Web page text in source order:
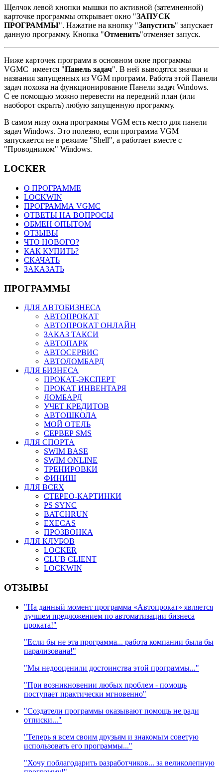
Щелчок левой кнопки мышки по активной (затемненной)
карточке программы открывает окно "ЗАПУСК
ПРОГРАММЫ". Нажатие на кнопку "Запустить" запускает
данную программу. Кнопка "Отменить"отменяет запуск.
Ниже карточек программ в основном окне программы
VGMC имеется "Панель задач". В ней выводятся значки и
названия запущенных из VGM программ. Работа этой Панели
задач похожа на функционирование Панели задач Windows.
С ее помощью можно перевести на передний план (или
наоборот скрыть) любую запущенную программу.
В самом низу окна программы VGM есть место для панели
задач Windows. Это полезно, если программа VGM
запускается не в режиме "Shell", а работает вместе с
"Проводником" Windows.
LOCKER
О ПРОГРАММЕ
LOCKWIN
ПРОГРАММА VGMC
ОТВЕТЫ НА ВОПРОСЫ
ОБМЕН ОПЫТОМ
ОТЗЫВЫ
ЧТО НОВОГО?
КАК КУПИТЬ?
СКАЧАТЬ
ЗАКАЗАТЬ
ПРОГРАММЫ
ДЛЯ АВТОБИЗНЕСА
АВТОПРОКАТ
АВТОПРОКАТ ОНЛАЙН
ЗАКАЗ ТАКСИ
АВТОПАРК
АВТОСЕРВИС
АВТОЛОМБАРД
ДЛЯ БИЗНЕСА
ПРОКАТ-ЭКСПЕРТ
ПРОКАТ ИНВЕНТАРЯ
ЛОМБАРД
УЧЕТ КРЕДИТОВ
АВТОШКОЛА
МОЙ ОТЕЛЬ
СЕРВЕР SMS
ДЛЯ СПОРТА
SWIM BASE
SWIM ONLINE
ТРЕНИРОВКИ
ФИНИШ
ДЛЯ ВСЕХ
СТЕРЕО-КАРТИНКИ
PS SYNC
BATCHRUN
EXECAS
ПРОЗВОНКА
ДЛЯ КЛУБОВ
LOCKER
CLUB CLIENT
LOCKWIN
ОТЗЫВЫ
"На данный момент программа «Автопрокат» является
лучшем предложением по автоматизации бизнеса
проката!"
"Если бы не эта программа... работа компании была бы
парализована!"
"Мы недооценили достоинства этой программы..."
"При возникновении любых проблем - помощь
поступает практически мгновенно"
"Создатели программы оказывают помощь не ради
отписки..."
"Теперь я всем своим друзьям и знакомым советую
использовать его программы..."
"Хочу поблагодарить разработчиков... за великолепную